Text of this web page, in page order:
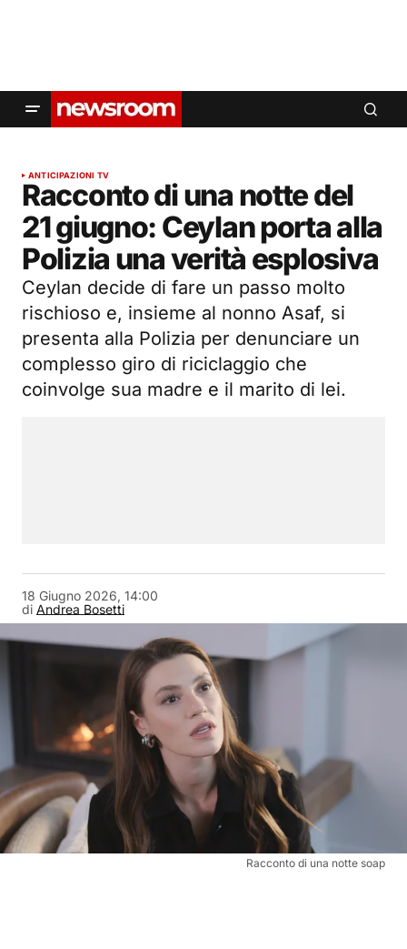
ANTICIPAZIONI TV
Racconto di una notte del
21 giugno: Ceylan porta alla
Polizia una verità esplosiva
Ceylan decide di fare un passo molto
rischioso e, insieme al nonno Asaf, si
presenta alla Polizia per denunciare un
complesso giro di riciclaggio che
coinvolge sua madre e il marito di lei.
di Andrea Bosetti
18 Giugno 2026, 14:00
Racconto di una notte soap